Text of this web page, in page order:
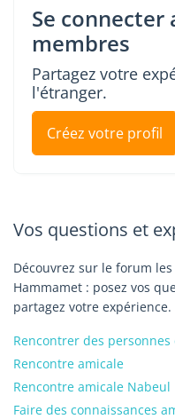
Se connecter
membres
Partagez votre
l'étranger.
Créez votre profil
Vos questions et
Découvrez sur le forum
Hammamet : posez vos
partagez votre expérience.
Rencontrer des
Rencontre amicale
Rencontre amicale Nabeul
Faire des connaissances